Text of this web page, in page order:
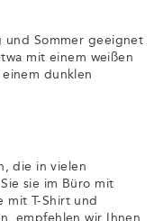
und Sommer geeignet
mit einem weißen
dunklen
die in vielen
sie im Büro mit
mit T-Shirt und
empfehlen wir Ihnen